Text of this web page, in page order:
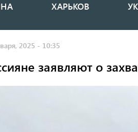
ХАРЬКОВ
2025 - 10:35
заявляют о